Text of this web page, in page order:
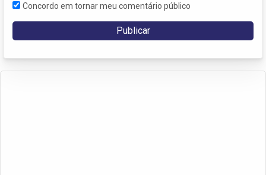
Concordo em tornar meu comentário público